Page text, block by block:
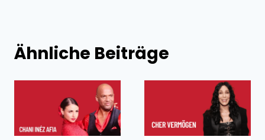
Ähnliche Beiträge